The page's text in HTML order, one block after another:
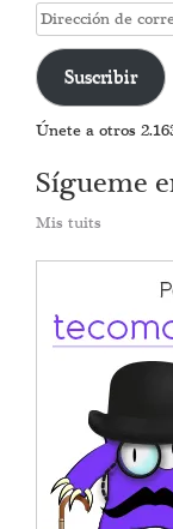
Dirección
de
correo
electrónico
Suscribir
Únete a otros
Sígueme
Mis tuits